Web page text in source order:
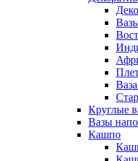
Круглые
Вазы
Кашпо